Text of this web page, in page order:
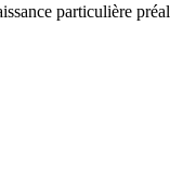
particulière